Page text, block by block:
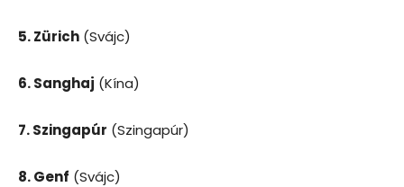
5. Zürich (Svájc)
6. Sanghaj (Kína)
7. Szingapúr (Szingapúr)
8. Genf (Svájc)